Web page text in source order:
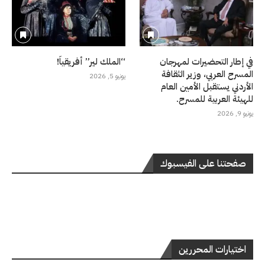
في إطار التحضيرات لمهرجان
المسرح العربي، وزير الثقافة
الأردني يستقبل الأمين العام
للهيئة العربية للمسرح.
يونيو 9, 2026
“الملك لير” أفريقياً!
يونيو 5, 2026
صفحتنا على الفيسبوك
اختيارات المحررين